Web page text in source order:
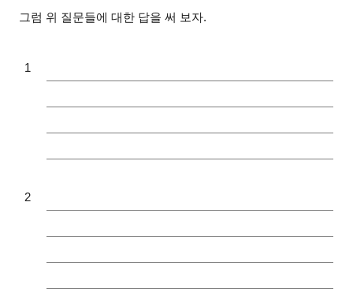
그럼 위 질문들에 대한 답을 써 보자.
1
2